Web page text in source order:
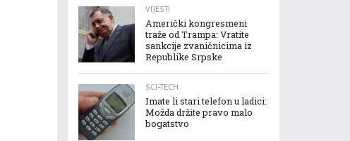
VIJESTI
Američki kongresmeni
traže od Trampa: Vratite
sankcije zvaničnicima iz
Republike Srpske
SCI-TECH
Imate li stari telefon u ladici:
Možda držite pravo malo
bogatstvo